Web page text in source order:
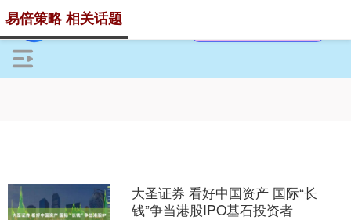
易倍策略 相关话题
大圣证券 看好中国资产 国际“长
钱”争当港股IPO基石投资者